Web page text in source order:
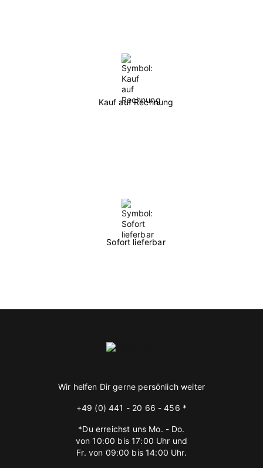
Kauf auf Rechnung
Sofort lieferbar
Wir helfen Dir gerne persönlich weiter
+49 (0) 441 - 20 66 - 456 *
*Du erreichst uns Mo. - Do.
von 10:00 bis 17:00 Uhr und
Fr. von 09:00 bis 14:00 Uhr.